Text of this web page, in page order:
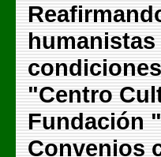
"Centro
Fundación
Convenios